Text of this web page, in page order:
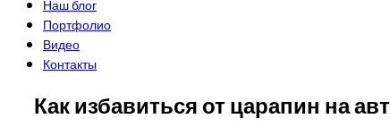
Наш блог
Портфолио
Видео
Контакты
Как избавиться от царапин на